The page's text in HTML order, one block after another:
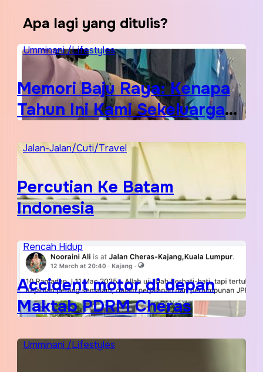
Apa lagi yang ditulis?
Umminani /Lifestyles
Memori Baju Raya: Kenapa
Tahun Ini Kami Sekeluarga
Hari-Hari?
Jalan-Jalan/Cuti/Travel
Percutian Ke Batam
Indonesia
Rencah Hidup
Accident motor di depan
Maktab PDRM Cheras
Umminani /Lifestyles